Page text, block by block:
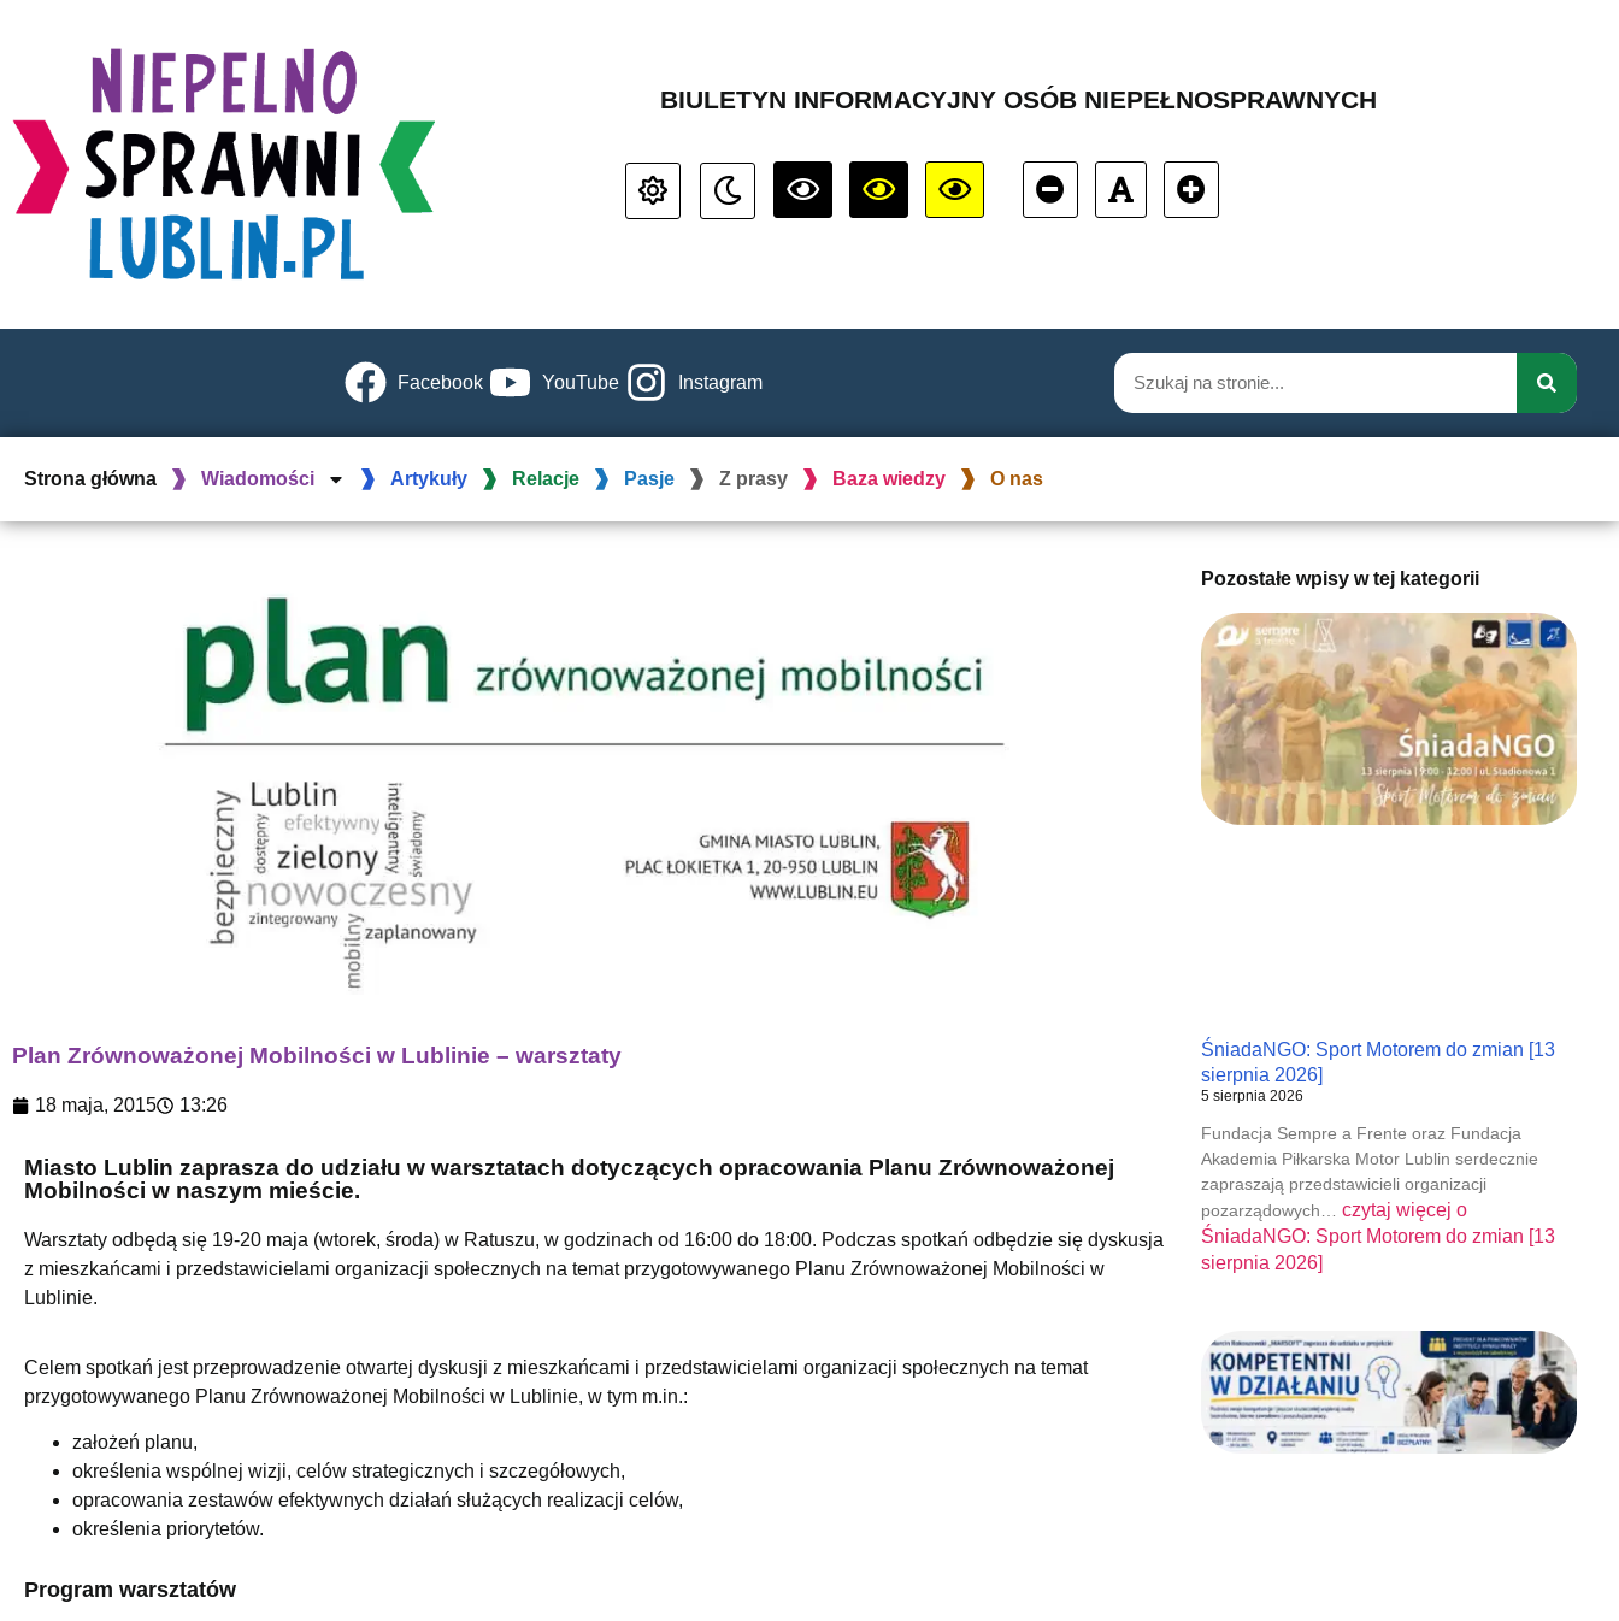
BIULETYN INFORMACYJNY OSÓB NIEPEŁNOSPRAWNYCH
Facebook YouTube Instagram
Strona główna Wiadomości Artykuły Relacje Pasje Z prasy Baza wiedzy O nas
Plan Zrównoważonej Mobilności w Lublinie – warsztaty
18 maja, 2015 13:26
Miasto Lublin zaprasza do udziału w warsztatach dotyczących opracowania Planu Zrównoważonej
Mobilności w naszym mieście.
Warsztaty odbędą się 19-20 maja (wtorek, środa) w Ratuszu, w godzinach od 16:00 do 18:00. Podczas spotkań odbędzie się dyskusja
z mieszkańcami i przedstawicielami organizacji społecznych na temat przygotowywanego Planu Zrównoważonej Mobilności w
Lublinie.
Celem spotkań jest przeprowadzenie otwartej dyskusji z mieszkańcami i przedstawicielami organizacji społecznych na temat
przygotowywanego Planu Zrównoważonej Mobilności w Lublinie, w tym m.in.:
założeń planu,
określenia wspólnej wizji, celów strategicznych i szczegółowych,
opracowania zestawów efektywnych działań służących realizacji celów,
określenia priorytetów.
Program warsztatów
Pozostałe wpisy w tej kategorii
ŚniadaNGO: Sport Motorem do zmian [13
sierpnia 2026]
5 sierpnia 2026
Fundacja Sempre a Frente oraz Fundacja
Akademia Piłkarska Motor Lublin serdecznie
zapraszają przedstawicieli organizacji
pozarządowych… czytaj więcej o
ŚniadaNGO: Sport Motorem do zmian [13
sierpnia 2026]